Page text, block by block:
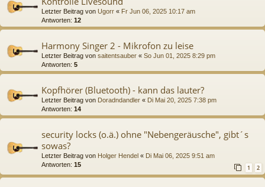
Letzter Beitrag von Ugorr « Fr Jun 06, 2025 10:17 am
Antworten: 12
Harmony Singer 2 - Mikrofon zu leise
Letzter Beitrag von saitentsauber « So Jun 01, 2025 8:29 pm
Antworten: 5
Kopfhörer (Bluetooth) - kann das lauter?
Letzter Beitrag von Doradndandler « Di Mai 20, 2025 7:38 pm
Antworten: 14
security locks (o.ä.) ohne "Nebengeräusche", gibt´s
sowas?
Letzter Beitrag von Holger Hendel « Di Mai 06, 2025 9:51 am
Antworten: 15 1 2